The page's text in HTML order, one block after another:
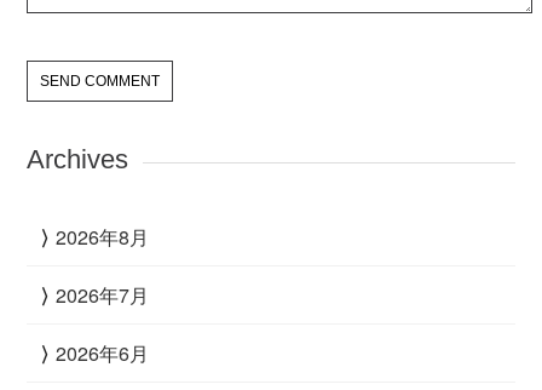
Archives
2026年8月
2026年7月
2026年6月